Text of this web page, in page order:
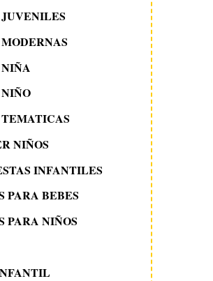
NIÑOS
INFANTILES
PARA BEBES
PARA NIÑOS